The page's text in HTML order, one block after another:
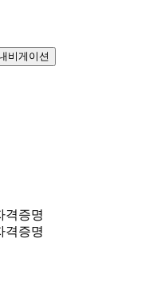
비게이션
격증명
격증명